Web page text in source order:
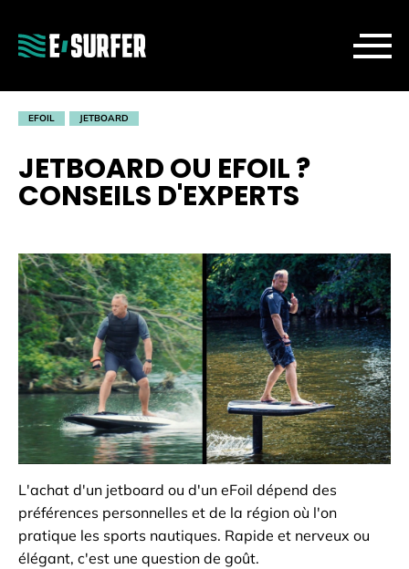
EFOIL JETBOARD
JETBOARD OU EFOIL ?
CONSEILS D'EXPERTS
L'achat d'un jetboard ou d'un eFoil dépend des
préférences personnelles et de la région où l'on
pratique les sports nautiques. Rapide et nerveux ou
élégant, c'est une question de goût.